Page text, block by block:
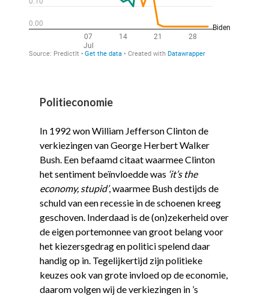
Politieconomie
In 1992 won William Jefferson Clinton de
verkiezingen van George Herbert Walker
Bush. Een befaamd citaat waarmee Clinton
het sentiment beïnvloedde was ‘it’s the
economy, stupid’, waarmee Bush destijds de
schuld van een recessie in de schoenen kreeg
geschoven. Inderdaad is de (on)zekerheid over
de eigen portemonnee van groot belang voor
het kiezersgedrag en politici spelend daar
handig op in. Tegelijkertijd zijn politieke
keuzes ook van grote invloed op de economie,
daarom volgen wij de verkiezingen in ’s